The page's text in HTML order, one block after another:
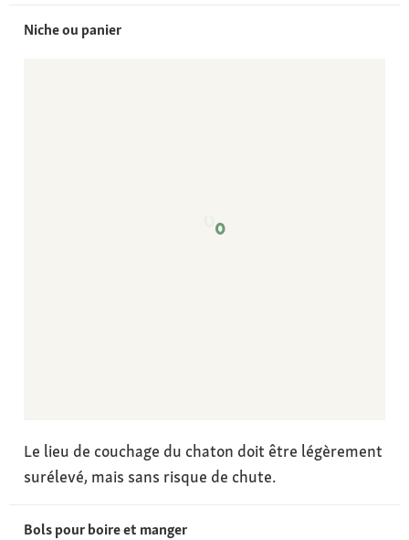
Niche ou panier
Le lieu de couchage du chaton doit être légèrement
surélevé, mais sans risque de chute.
Bols pour boire et manger